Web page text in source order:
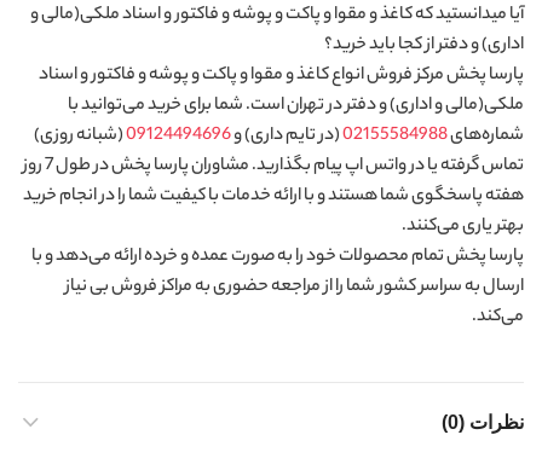
آیا میدانستید که کاغذ و مقوا و پاکت و پوشه و فاکتور و اسناد ملکی(مالی و
اداری) و دفتر از کجا باید خرید؟
پارسا پخش مرکز فروش انواع کاغذ و مقوا و پاکت و پوشه و فاکتور و اسناد
ملکی(مالی و اداری) و دفتر در تهران است. شما برای خرید می‌توانید با
شماره‌های02155584988(در تایم داری) و09124494696(شبانه روزی)
تماس گرفته یا در واتس اپ پیام بگذارید. مشاوران پارسا پخش در طول 7 روز
هفته پاسخگوی شما هستند و با ارائه خدمات با کیفیت شما را در انجام خرید
بهتر یاری می‌کنند.
پارسا پخش تمام محصولات خود را به صورت عمده و خرده ارائه می‌دهد و با
ارسال به سراسر کشور شما را از مراجعه حضوری به مراکز فروش بی نیاز
می‌کند.
نظرات (0)